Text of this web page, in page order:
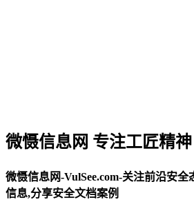
微慑信息网 专注工匠精神
微慑信息网-VulSee.com-关注前沿安全
信息,分享安全文档案例